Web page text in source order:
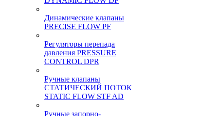
Динамические клапаны
PRECISE FLOW PF
Регуляторы перепада
давления PRESSURE
CONTROL DPR
Ручные клапаны
СТАТИЧЕСКИЙ ПОТОК
STATIC FLOW STF AD
Ручные запорно-